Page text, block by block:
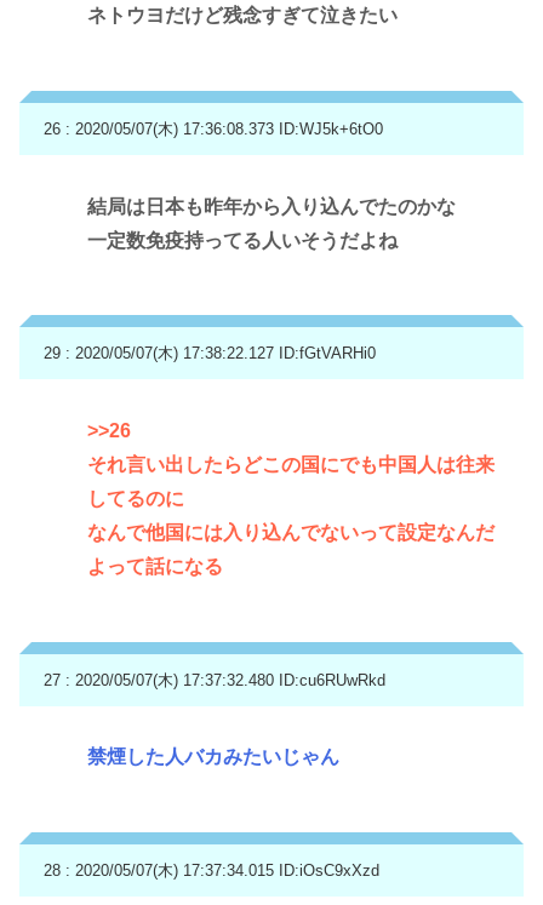
ネトウヨだけど残念すぎて泣きたい
26 : 2020/05/07(木) 17:36:08.373 ID:WJ5k+6tO0
結局は日本も昨年から入り込んでたのかな
一定数免疫持ってる人いそうだよね
29 : 2020/05/07(木) 17:38:22.127 ID:fGtVARHi0
>>26
それ言い出したらどこの国にでも中国人は往来
してるのに
なんで他国には入り込んでないって設定なんだ
よって話になる
27 : 2020/05/07(木) 17:37:32.480 ID:cu6RUwRkd
禁煙した人バカみたいじゃん
28 : 2020/05/07(木) 17:37:34.015 ID:iOsC9xXzd